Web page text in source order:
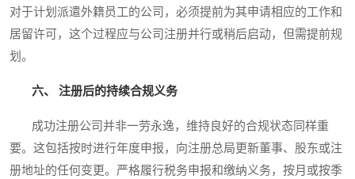
对于计划派遣外籍员工的公司，必须提前为其申请相应的工作和
居留许可，这个过程应与公司注册并行或稍后启动，但需提前规
划。
六、 注册后的持续合规义务
成功注册公司并非一劳永逸，维持良好的合规状态同样重
要。这包括按时进行年度申报，向注册总局更新董事、股东或注
册地址的任何变更。严格履行税务申报和缴纳义务，按月或按季